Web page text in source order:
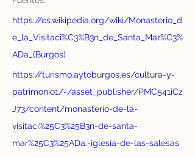
https://es.wikipedia.org/wiki/Monasterio_d
e_la_Visitaci%C3%B3n_de_Santa_Mar%C3%
ADa_(Burgos)
https://turismo.aytoburgos.es/cultura-y-
patrimonio1/-/asset_publisher/PMC541iCz
J73/content/monasterio-de-la-
visitaci%25C3%25B3n-de-santa-
mar%25C3%25ADa.-iglesia-de-las-salesas